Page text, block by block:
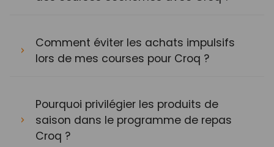
Comment éviter les achats impulsifs
lors de mes courses pour Croq ?
Pourquoi privilégier les produits de
saison dans le programme de repas
Croq ?